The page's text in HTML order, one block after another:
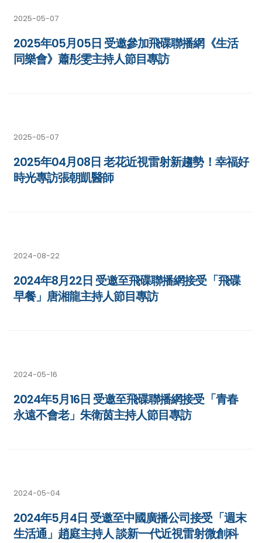
2025-05-07
2025年05月05日 受邀參加飛碟聯播網《生活
同樂會》蕭彤雯主持人節目專訪
2025-05-07
2025年04月08日 老花近視雷射新趨勢！幸福好
時光專訪張朝凱醫師
2024-08-22
2024年8月22日 受邀至飛碟聯播網接受「飛碟
早餐」唐湘龍主持人節目專訪
2024-05-16
2024年5月16日 受邀至飛碟聯播網接受「青春
永遠不會老」朱衛茵主持人節目專訪
2024-05-04
2024年5月4日 受邀至中國廣播公司接受「週末
生活通」趙庭主持人 談新一代近視雷射微創科